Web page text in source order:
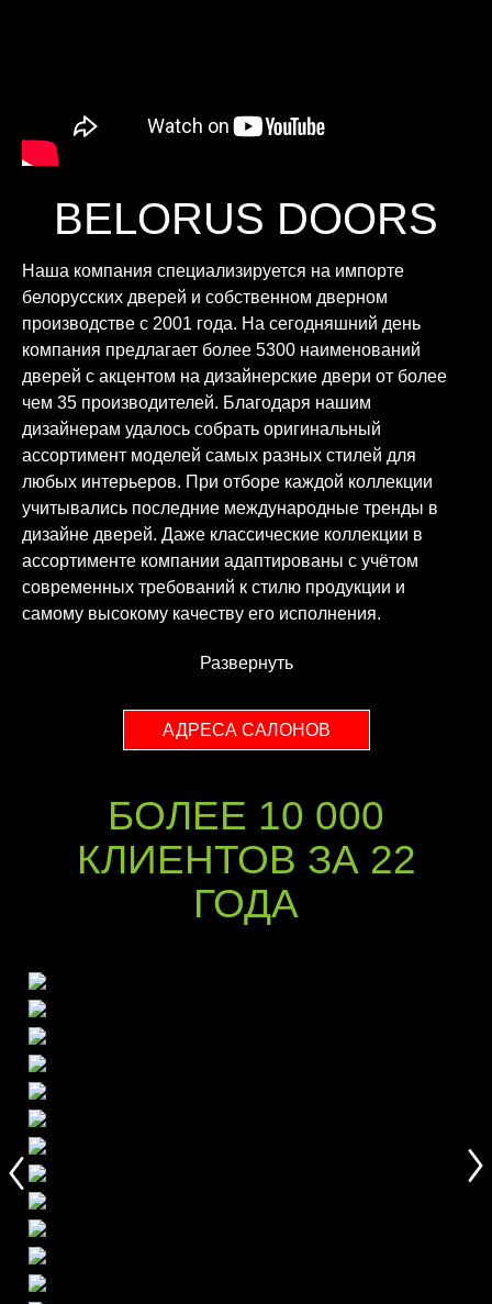
BELORUS DOORS
Наша компания специализируется на импорте
белорусских дверей и собственном дверном
производстве с 2001 года. На сегодняшний день
компания предлагает более 5300 наименований
дверей с акцентом на дизайнерские двери от более
чем 35 производителей. Благодаря нашим
дизайнерам удалось собрать оригинальный
ассортимент моделей самых разных стилей для
любых интерьеров. При отборе каждой коллекции
учитывались последние международные тренды в
дизайне дверей. Даже классические коллекции в
ассортименте компании адаптированы с учётом
современных требований к стилю продукции и
самому высокому качеству его исполнения.
Развернуть
АДРЕСА САЛОНОВ
БОЛЕЕ 10 000
КЛИЕНТОВ ЗА 22
ГОДА